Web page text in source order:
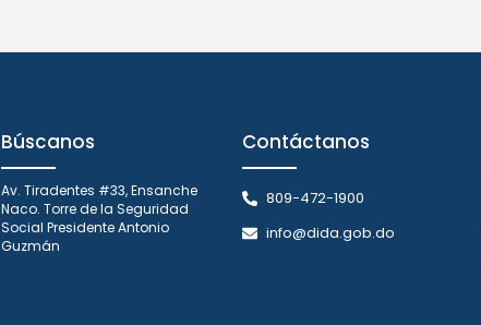
Búscanos
Av. Tiradentes #33, Ensanche
Naco. Torre de la Seguridad
Social Presidente Antonio
Guzmán
Contáctanos
809-472-1900
info@dida.gob.do